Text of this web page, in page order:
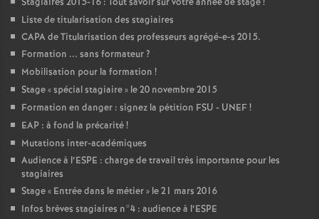
Liste de titularisation des stagiaires
CAPAde Titularisation des professeurs agrégé-e-s 2015.
Formation ... sans formateur?
Mobilisation pour la formation !
Stage «spécial stagiaire» le 20 novembre 2015
Formation en danger : signez la pétition FSU - UNEF!
EAP : à fond la précarité!
Mutations inter-académiques
Audience à l’ESPE : charge de travail très importante pour les
stagiaires
Stage « Entrée dans le métier» le 21 mars 2016
Infos brèves stagiaires n°4 : audience à l’ESPE